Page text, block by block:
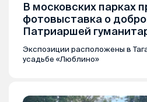
В московских парках
фотовыставка о
Патриаршей
Экспозиции расположены в
усадьбе «Люблино»